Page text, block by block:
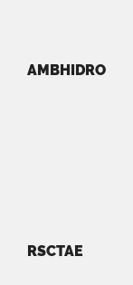
AMBHIDRO
RSCTAE